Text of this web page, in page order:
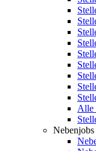
Alle